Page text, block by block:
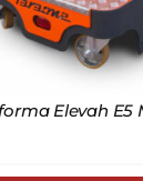
Elevah E5